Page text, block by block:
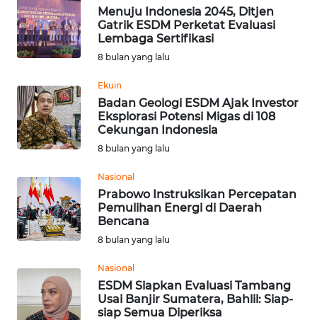
Menuju Indonesia 2045, Ditjen
Gatrik ESDM Perketat Evaluasi
Lembaga Sertifikasi
8 bulan yang lalu
Ekuin
Badan Geologi ESDM Ajak Investor
Eksplorasi Potensi Migas di 108
Cekungan Indonesia
8 bulan yang lalu
Nasional
Prabowo Instruksikan Percepatan
Pemulihan Energi di Daerah
Bencana
8 bulan yang lalu
Nasional
ESDM Siapkan Evaluasi Tambang
Usai Banjir Sumatera, Bahlil: Siap-
siap Semua Diperiksa
WN
PAKPAK
WN
WN
BEKASI
BOGOR
WN
DEPOK
WN
TAPANULI
UTARA